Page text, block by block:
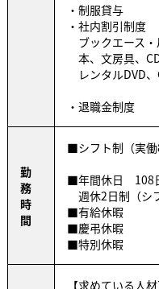
・制服貸与
・社内割引制度
ブックエース・
本、文房具、
レンタルDVD
・退職金制度
勤
務
時
間
■シフト制（実働
■年間休日 108
週休2日制（シ
■有給休暇
■慶弔休暇
■特別休暇
【求めている人材